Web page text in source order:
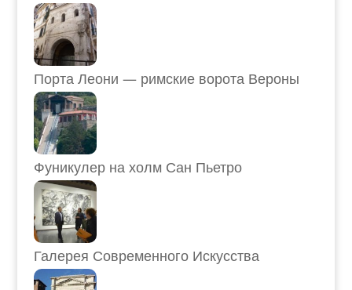
Порта Леони — римские ворота Вероны
Фуникулер на холм Сан Пьетро
Галерея Современного Искусства